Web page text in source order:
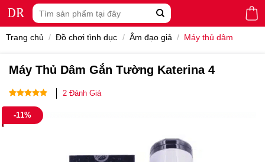
Tìm
kiếm:
Trang chủ / Đồ chơi tình dục / Âm đạo giả / Máy thủ dâm
Máy Thủ Dâm Gắn Tường Katerina 4
5.00trên 5
dựa trên
2
đánh giá
2Đánh Giá
-11%